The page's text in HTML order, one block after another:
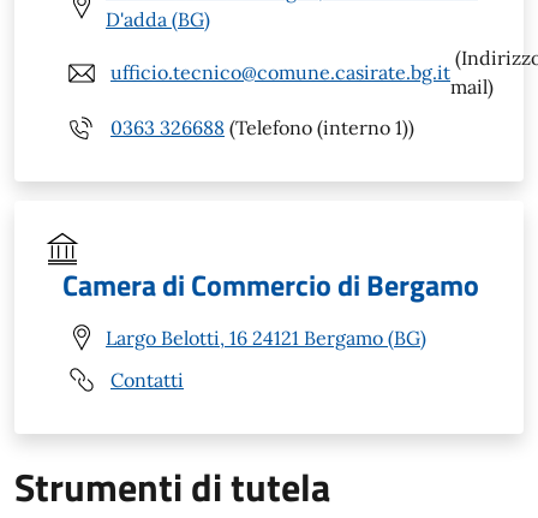
D'adda (BG)
ufficio.tecnico@comune.casirate.bg.it
mail)
0363 326688 (Telefono (interno 1))
Camera di Commercio di Bergamo
Largo Belotti, 16 24121 Bergamo (BG)
Contatti
Strumenti di tutela